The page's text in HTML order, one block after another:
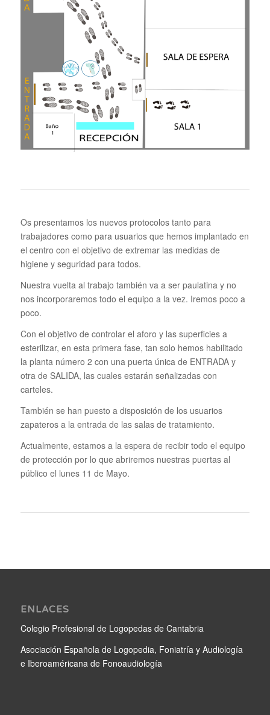
Os presentamos los nuevos protocolos tanto para
trabajadores como para usuarios que hemos implantado en
el centro con el objetivo de extremar las medidas de
higiene y seguridad para todos.
Nuestra vuelta al trabajo también va a ser paulatina y no
nos incorporaremos todo el equipo a la vez. Iremos poco a
poco.
Con el objetivo de controlar el aforo y las superficies a
esterilizar, en esta primera fase, tan solo hemos habilitado
la planta número 2 con una puerta única de ENTRADA y
otra de SALIDA, las cuales estarán señalizadas con
carteles.
También se han puesto a disposición de los usuarios
zapateros a la entrada de las salas de tratamiento.
Actualmente, estamos a la espera de recibir todo el equipo
de protección por lo que abriremos nuestras puertas al
público el lunes 11 de Mayo.
ENLACES
Colegio Profesional de Logopedas de Cantabria
Asociación Española de Logopedia, Foniatría y Audiología
e Iberoaméricana de Fonoaudiología